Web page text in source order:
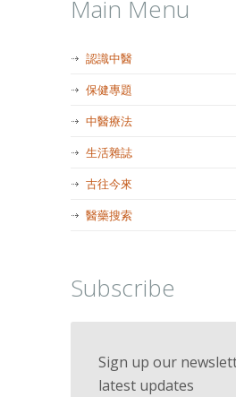
Main Menu
認識中醫
保健專題
中醫療法
生活雜誌
古往今來
醫藥搜索
Subscribe
Sign up our
latest updates